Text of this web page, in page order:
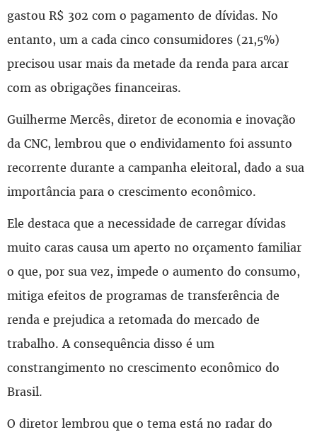
gastou R$ 302 com o pagamento de dívidas. No
entanto, um a cada cinco consumidores (21,5%)
precisou usar mais da metade da renda para arcar
com as obrigações financeiras.
Guilherme Mercês, diretor de economia e inovação
da CNC, lembrou que o endividamento foi assunto
recorrente durante a campanha eleitoral, dado a sua
importância para o crescimento econômico.
Ele destaca que a necessidade de carregar dívidas
muito caras causa um aperto no orçamento familiar
o que, por sua vez, impede o aumento do consumo,
mitiga efeitos de programas de transferência de
renda e prejudica a retomada do mercado de
trabalho. A consequência disso é um
constrangimento no crescimento econômico do
Brasil.
O diretor lembrou que o tema está no radar do